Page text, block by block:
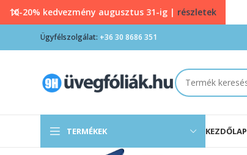
Ügyfélszolgálat: +36 30 8686 351
TERMÉKEK KEZDŐLAP
10-20% kedvezmény augusztus 31-ig | részletek